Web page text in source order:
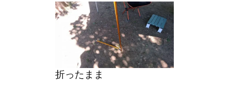
折ったまま